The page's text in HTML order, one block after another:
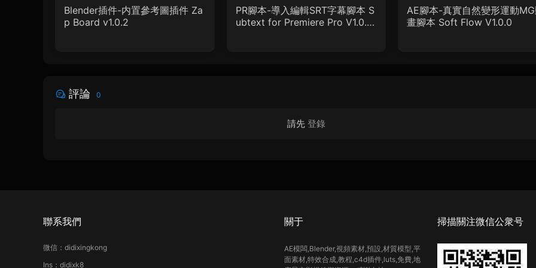
Blender插件-内置參考圖插件 Za
p Board v1.0.2
PR腳本-導入編輯SRT字幕腳本 S
ubtext for Premiere Pro V1.0.0
AE腳本-真實自然變形運動
畫腳本 Soft Flow V1.0.0
評論 0
請先 登錄
聯系我們
微信：didixingkong
Ins：didixk8
關于
AE模闆,Blender,視頻素材,預設,材質模型,平
面素材,特效合成,教程,c4d插件,luts,免費,地
掃描關注微信公衆号